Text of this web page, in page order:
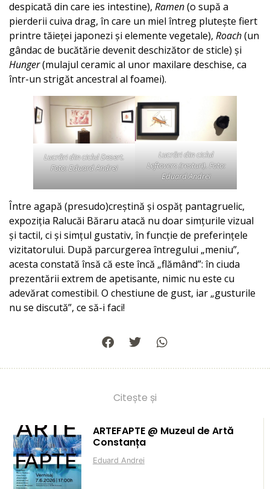
despicată din care ies intestine), Ramen(o supă a
pierderii cuiva drag, în care un miel întreg plutește fiert
printre tăieței japonezi și elemente vegetale), Roach(un
gândac de bucătărie devenit deschizător de sticle) și
Hunger(mulajul ceramic al unor maxilare deschise, ca
într-un strigăt ancestral al foamei).
Lucrări din ciclulDesert.
Foto: Eduard Andrei
Lucrări din ciclul
Leftovers (resturi). Foto:
Eduard Andrei
Între agapă (presudo)creștină și ospăț pantagruelic,
expoziția Ralucăi Băraru atacă nu doar simțurile vizual
și tactil, ci și simțul gustativ, în funcție de preferințele
vizitatorului. După parcurgerea întregului „meniu”,
acesta constată însă că este încă „flămând”: în ciuda
prezentării extrem de apetisante, nimic nu este cu
adevărat comestibil. O chestiune de gust, iar „gusturile
nu se discută”, ce să-i faci!
Citește și
ARTEFAPTE @ Muzeul de Artă
Constanța
Eduard Andrei